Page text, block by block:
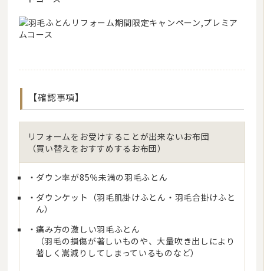
【確認事項】
リフォームをお受けすることが出来ないお布団
（買い替えをおすすめするお布団）
ダウン率が85％未満の羽毛ふとん
ダウンケット（羽毛肌掛けふとん・羽毛合掛けふと
ん）
痛み方の激しい羽毛ふとん
（羽毛の損傷が著しいものや、大量吹き出しにより
著しく嵩減りしてしまっているものなど）